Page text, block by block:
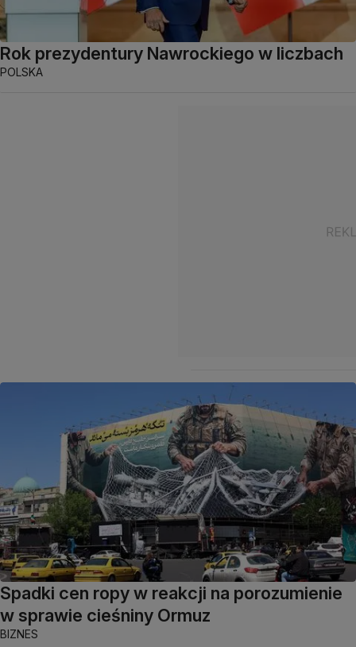
Rok prezydentury Nawrockiego w liczbach
POLSKA
Spadki cen ropy w reakcji na porozumienie
w sprawie cieśniny Ormuz
BIZNES